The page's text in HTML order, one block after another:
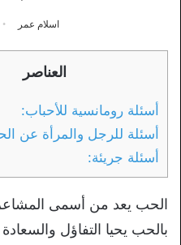
اسلام عمر
العناصر
أسئلة رومانسية للأحباب:
أسئلة للرجل والمرأة عن
أسئلة جريئة:
الحب يعد من أسمى
بالحب يحيا التفاؤل